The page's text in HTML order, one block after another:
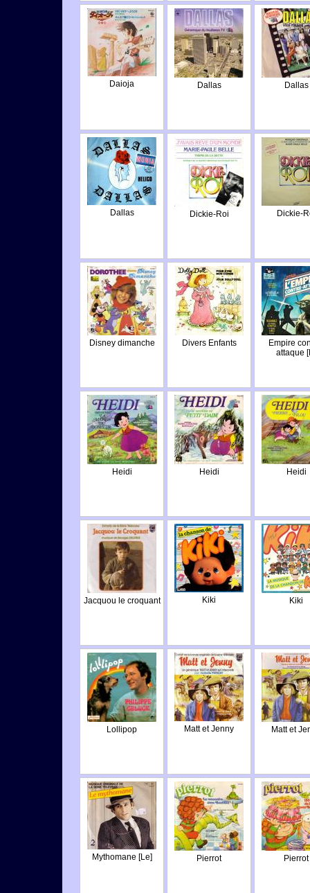
Daioja Dallas Dallas
Dallas Dickie-Roi Dickie-
Disney dimanche Divers Enfants
Empire
attaque
Heidi Heidi Heidi
Jacquou le croquant Kiki Kiki
Lollipop Matt et Jenny Matt et
Mythomane [Le] Pierrot Pierrot